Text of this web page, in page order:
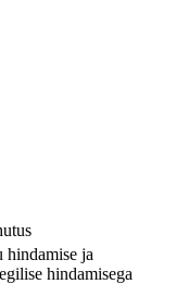
hindamise ja
hindamisega